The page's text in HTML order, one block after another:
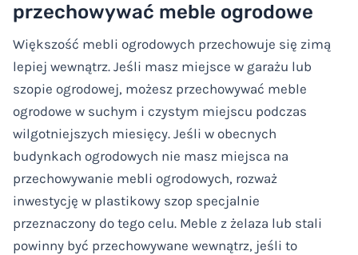
przechowywać meble ogrodowe
Większość mebli ogrodowych przechowuje się zimą
lepiej wewnątrz. Jeśli masz miejsce w garażu lub
szopie ogrodowej, możesz przechowywać meble
ogrodowe w suchym i czystym miejscu podczas
wilgotniejszych miesięcy. Jeśli w obecnych
budynkach ogrodowych nie masz miejsca na
przechowywanie mebli ogrodowych, rozważ
inwestycję w plastikowy szop specjalnie
przeznaczony do tego celu. Meble z żelaza lub stali
powinny być przechowywane wewnątrz, jeśli to